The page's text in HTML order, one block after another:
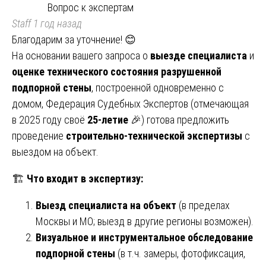
Вопрос к экспертам
Staff1 год назад
Благодарим за уточнение! 😊
На основании вашего запроса о выезде специалиста и
оценке технического состояния разрушенной
подпорной стены, построенной одновременно с
домом, Федерация Судебных Экспертов (отмечающая
в 2025 году своё 25-летие 🎉) готова предложить
проведение строительно-технической экспертизы с
выездом на объект.
🏗️ Что входит в экспертизу:
Выезд специалиста на объект (в пределах
Москвы и МО; выезд в другие регионы возможен).
Визуальное и инструментальное обследование
подпорной стены (в т.ч. замеры, фотофиксация,